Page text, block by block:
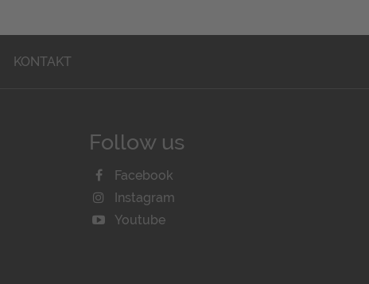
KONTAKT
Follow us
Facebook
Instagram
Youtube